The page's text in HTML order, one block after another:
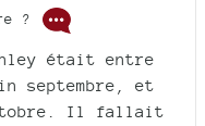
?
était entre
septembre, et
Il fallait